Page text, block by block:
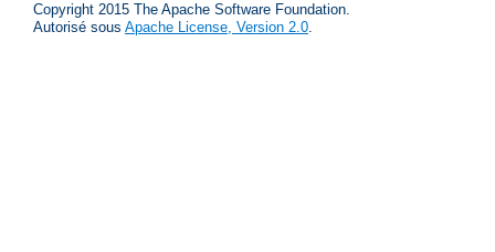
Copyright 2015 The Apache Software Foundation.
Autorisé sous Apache License, Version 2.0.